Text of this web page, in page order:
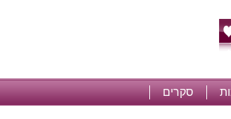
סקרים